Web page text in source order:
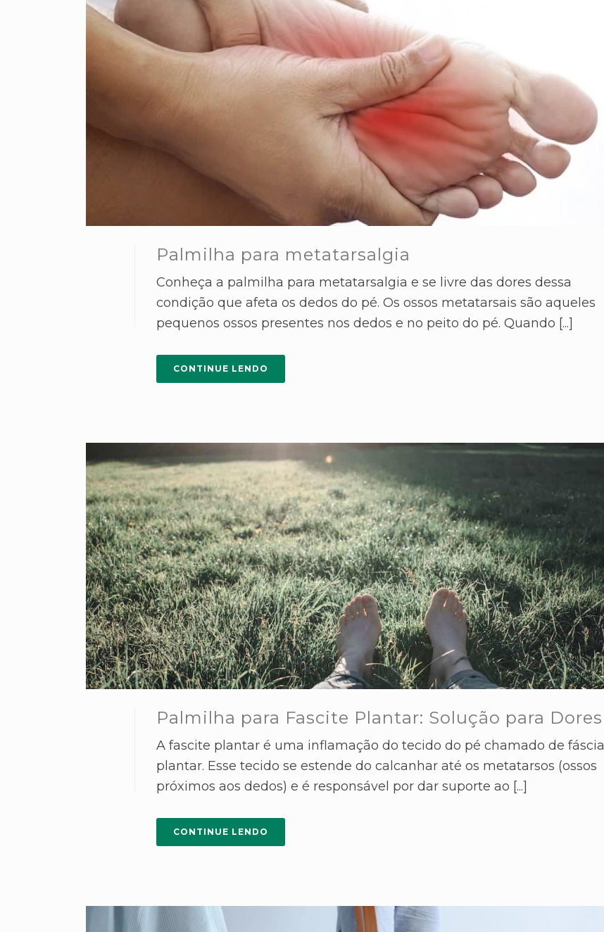
Palmilha para metatarsalgia
Conheça a palmilha para metatarsalgia e se livre das dores dessa
condição que afeta os dedos do pé. Os ossos metatarsais são aqueles
pequenos ossos presentes nos dedos e no peito do pé. Quando [...]
CONTINUE LENDO
Palmilha para Fascite Plantar: Solução para Dores
A fascite plantar é uma inflamação do tecido do pé chamado de fáscia
plantar. Esse tecido se estende do calcanhar até os metatarsos (ossos
próximos aos dedos) e é responsável por dar suporte ao [...]
CONTINUE LENDO